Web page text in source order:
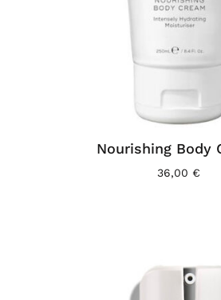
Nourishing Body
36,00 €